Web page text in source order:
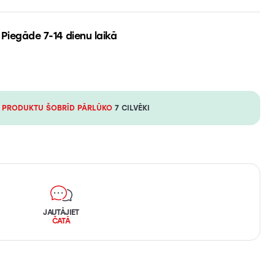
Piegāde 7-14 dienu laikā
ŠOBRĪD PĀRLŪKO 7 CILVĒKI
JAUTĀJIET
ČATĀ